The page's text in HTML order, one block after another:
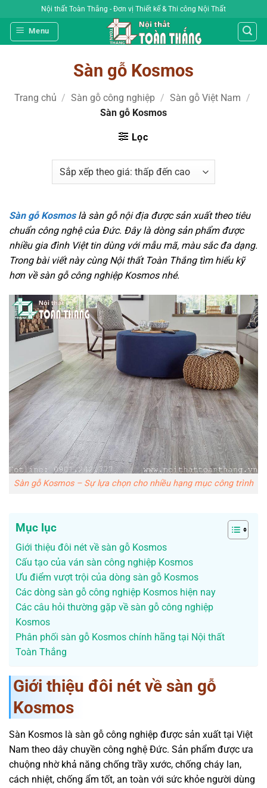
qua
nội
Nội thất Toàn Thắng - Đơn vị Thiết kế & Thi công Nội Thất
Menu
Sàn gỗ Kosmos
Trang chủ / Sàn gỗ công nghiệp / Sàn gỗ Việt Nam /
Sàn gỗ Kosmos
Lọc
Sàn gỗ Kosmoslà sàn gỗ nội địa được sản xuất theo tiêu
chuẩn công nghệ của Đức. Đây là dòng sản phẩm được
nhiều gia đình Việt tin dùng với mẫu mã, màu sắc đa dạng.
Trong bài viết này cùng Nội thất Toàn Thắng tìm hiểu kỹ
hơn về sàn gỗ công nghiệp Kosmos nhé.
Sàn gỗ Kosmos – Sự lựa chọn cho nhiều hạng mục công trình
Mục lục
Giới thiệu đôi nét về sàn gỗ Kosmos
Cấu tạo của ván sàn công nghiệp Kosmos
Ưu điểm vượt trội của dòng sàn gỗ Kosmos
Các dòng sàn gỗ công nghiệp Kosmos hiện nay
Các câu hỏi thường gặp về sàn gỗ công nghiệp
Kosmos
Phân phối sàn gỗ Kosmos chính hãng tại Nội thất
Toàn Thắng
Giới thiệu đôi nét về sàn gỗ
Kosmos
Sàn Kosmos là sàn gỗ công nghiệp được sản xuất tại Việt
Nam theo dây chuyền công nghệ Đức. Sản phẩm được ưa
chuộng nhờ khả năng chống trầy xước, chống cháy lan,
cách nhiệt, chống ẩm tốt, an toàn với sức khỏe người dùng